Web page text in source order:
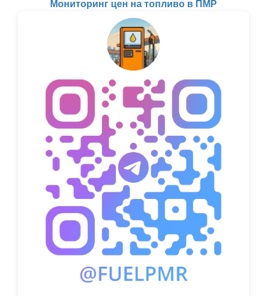
Мониторинг цен на топливо в ПМР